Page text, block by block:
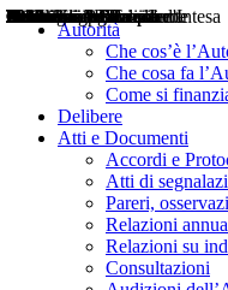
Autorità
Che cos’è
Che cosa fa
Come si
Delibere
Atti e Documenti
Accordi e
Atti di
Pareri,
Relazioni
Relazioni su
Consultazioni
Delibere
Pareri
Consultazioni
Audizioni
Atti di Segnalazione
Accordi e Protocolli d'Intesa
Relazioni annuali
Misure di regolazione
Notizie
Comunicati Stampa
Bollettini ART
Convegni ART
Interviste del Presidente
Articoli in primo piano
Interventi del Presidente
2004
2005
2010
2013
2014
2015
2016
2017
2018
2019
202
2020
2021
2022
2023
2024
2025
2026
Aereo
Marittimo
Terrestre